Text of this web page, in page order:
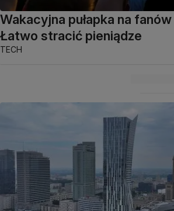
Wakacyjna pułapka na
Łatwo stracić pieniądze
TECH